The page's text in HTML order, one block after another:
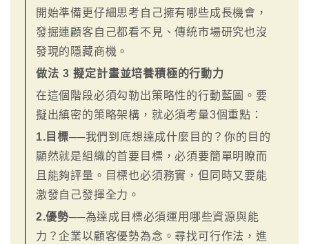
開始準備更仔細思考自己擁有哪些成長機會，
發掘連顧客自己都看不見、傳統市場研究也沒
發現的隱藏商機。
做法 3 擬定計畫並培養積極的行動力
在這個階段必須勾勒出策略性的行動藍圖。要
擬出縝密的策略架構，就必須考量3個重點：
1.目標──我們到底想達成什麼目的？你的目的
顯然就是組織的首要目標，必須要簡單明瞭而
且能夠評量。目標也必須務實，但同時又要能
激發自己發揮全力。
2.優勢──為達成目標必須運用哪些資源與能
力？企業以顧客優勢為念。尋找可行作法，進